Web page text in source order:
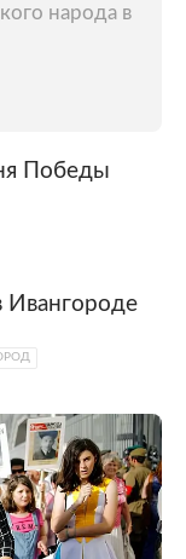
народа в
Победы
Ивангороде